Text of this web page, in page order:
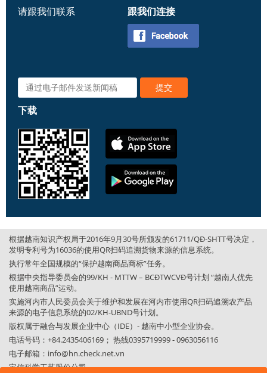
请跟我们联系
跟我们连接
下载
根据越南知识产权局于2016年9月30号所颁发的61711/QĐ-SHTT号决定，
发明专利号为16036的使用QR扫码追溯货物来源的信息系统。
执行常年全国规模的“保护越南商品商标”任务。
根据中央指导委员会的99/KH - MTTW – BCĐTWCVĐ号计划 “越南人优先
使用越南商品”运动。
实施河内市人民委员会关于维护和发展在河内市使用QR扫码追溯农产品
来源的电子信息系统的02/KH-UBND号计划。
版权属于融合与发展企业中心（IDE）- 越南中小型企业协会。
电话号码：+84.2435406169； 热线0395719999 - 0963056116
电子邮箱： info@hn.check.net.vn
宝信科学工艺股份公司